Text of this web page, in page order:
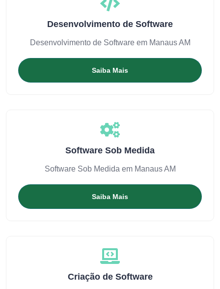
Desenvolvimento de Software
Desenvolvimento de Software em Manaus AM
Saiba Mais
Software Sob Medida
Software Sob Medida em Manaus AM
Saiba Mais
Criação de Software